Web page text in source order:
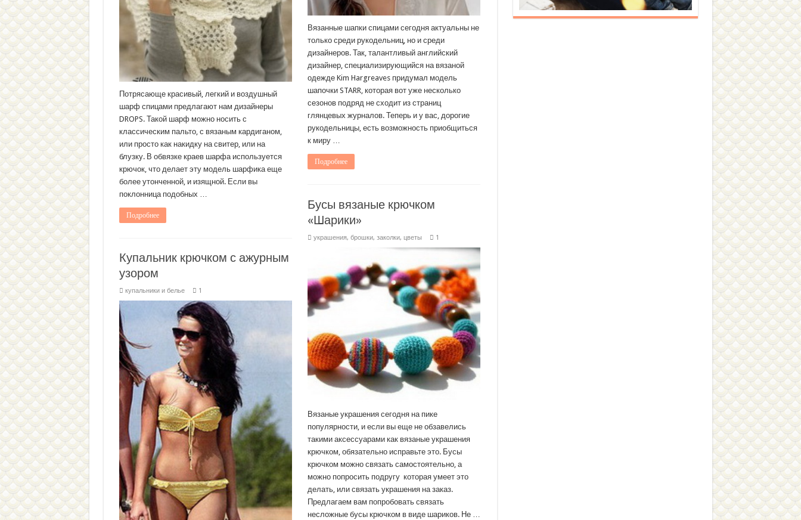
Вязанные шапки спицами сегодня актуальны не
только среди рукодельниц, но и среди
дизайнеров. Так, талантливый английский
дизайнер, специализирующийся на вязаной
одежде Kim Hargreaves придумал модель
шапочки STARR, которая вот уже несколько
сезонов подряд не сходит из страниц
глянцевых журналов. Теперь и у вас, дорогие
рукодельницы, есть возможность приобщиться
к миру …
Подробнее
Потрясающе красивый, легкий и воздушный
шарф спицами предлагают нам дизайнеры
DROPS. Такой шарф можно носить с
классическим пальто, с вязаным кардиганом,
или просто как накидку на свитер, или на
блузку. В обвязке краев шарфа используется
крючок, что делает эту модель шарфика еще
более утонченной, и изящной. Если вы
поклонница подобных …
Подробнее
Бусы вязаные крючком
«Шарики»
украшения, брошки, заколки, цветы 1
Вязаные украшения сегодня на пике
популярности, и если вы еще не обзавелись
такими аксессуарами как вязаные украшения
крючком, обязательно исправьте это. Бусы
крючком можно связать самостоятельно, а
можно попросить подругу которая умеет это
делать, или связать украшения на заказ.
Предлагаем вам попробовать связать
несложные бусы крючком в виде шариков. Не …
Купальник крючком с ажурным
узором
купальники и белье 1